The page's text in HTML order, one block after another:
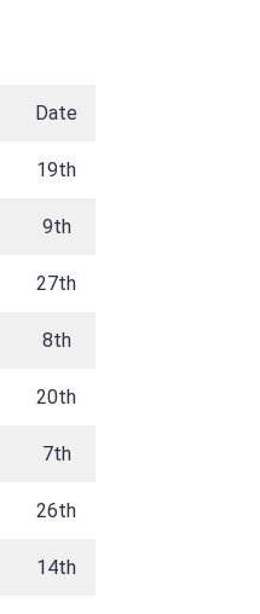
Date
19th
9th
27th
8th
20th
7th
26th
14th